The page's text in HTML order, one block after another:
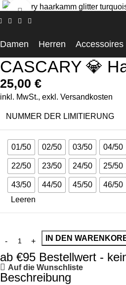
Damen Herren Accessoires
Click to enlarge
CASCARY 💎
25,00 €
inkl. MwSt., exkl. Versandkosten
NUMMER DER LIMITIERUNG
01/50 02/50 03/50 04/50
22/50 23/50 24/50 25/50
43/50 44/50 45/50 46/50
Leeren
IN DEN
ab €95 Bestellwert -
Auf die Wunschliste
Beschreibung